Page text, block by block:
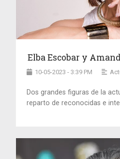
Elba Escobar y
10-05-2023 - 3:39 PM
Dos grandes figuras de la
reparto de reconocidas e